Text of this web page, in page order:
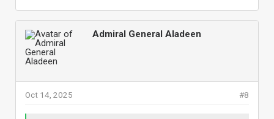
Admiral General Aladeen
#8
Oct 14, 2025